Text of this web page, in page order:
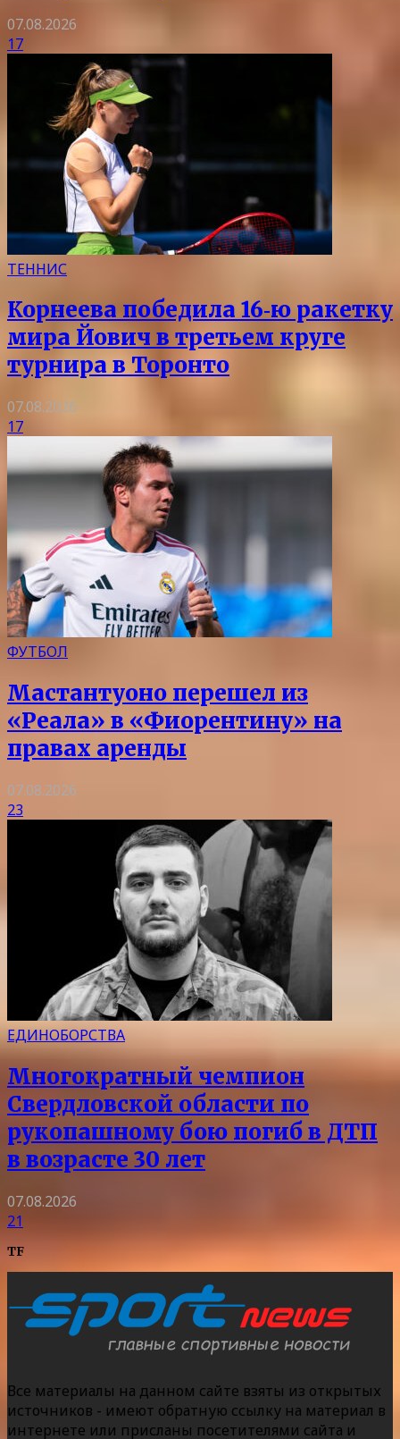
07.08.2026
17
ТЕННИС
Корнеева победила 16‑ю ракетку
мира Йович в третьем круге
турнира в Торонто
07.08.2026
17
ФУТБОЛ
Мастантуоно перешел из
«Реала» в «Фиорентину» на
правах аренды
07.08.2026
23
ЕДИНОБОРСТВА
Многократный чемпион
Свердловской области по
рукопашному бою погиб в ДТП
в возрасте 30 лет
07.08.2026
21
TF
Все материалы на данном сайте взяты из открытых
источников - имеют обратную ссылку на материал в
интернете или присланы посетителями сайта и